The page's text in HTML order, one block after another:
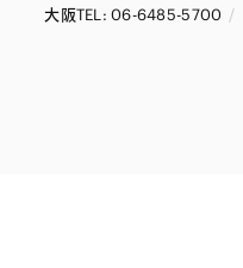
大阪TEL: 06-6485-5700 /